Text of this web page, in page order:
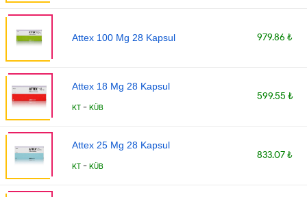
Attex 100 Mg 28 Kapsul 979.86 ₺
Attex 18 Mg 28 Kapsul
KT - KÜB
599.55 ₺
Attex 25 Mg 28 Kapsul
KT - KÜB
833.07 ₺